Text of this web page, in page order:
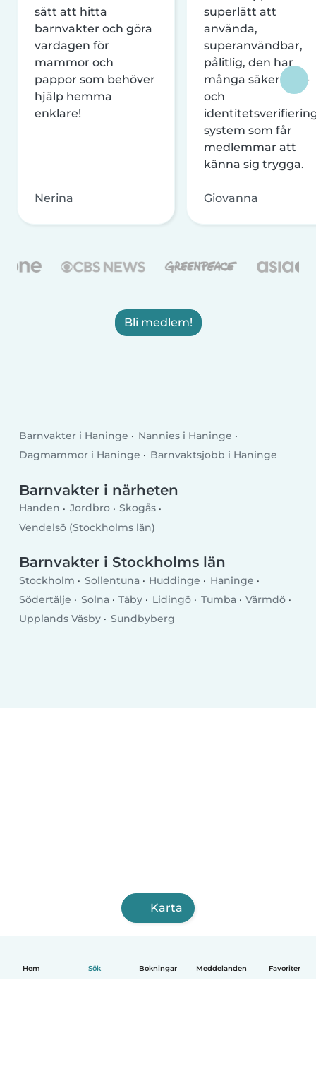
Hem Sök Bokningar Meddelanden Favoriter
sätt att hitta
barnvakter och göra
vardagen för
mammor och
pappor som behöver
hjälp hemma
enklare!
Nerina
superlätt att
använda,
superanvändbar,
pålitlig, den har
många säkerhets-
och
system som får
medlemmar att
känna sig trygga.
Giovanna
Bli medlem!
Barnvakter i Haninge
Nannies i Haninge
Dagmammor i Haninge
Barnvaktsjobb i Haninge
Barnvakter i närheten
Handen Jordbro
Skogås
Vendelsö (Stockholms län)
Barnvakter i Stockholms län
Stockholm Sollentuna Huddinge
Haninge
Södertälje
Solna Täby Lidingö Tumba
Värmdö
Upplands Väsby
Sundbyberg
Karta